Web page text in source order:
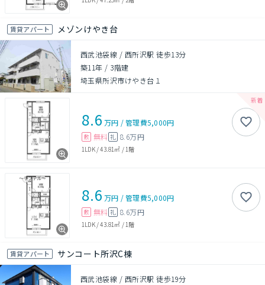
賃貸アパート メゾンけやき台
西武池袋線 / 西所沢駅 徒歩13分
築11年 / 3階建
埼玉県所沢市けやき台１
8.6 万円 /管理費5,000円
敷 無料 礼 8.6万円
1LDK/43.81㎡ / 1階
8.6 万円 /管理費5,000円
敷 無料 礼 8.6万円
1LDK/43.81㎡ / 1階
賃貸アパート サンコート所沢C棟
西武池袋線 / 西所沢駅 徒歩19分